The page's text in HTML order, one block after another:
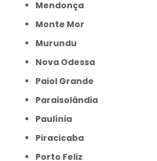
Mendonça
Monte Mor
Murundu
Nova Odessa
Paiol Grande
Paraisolândia
Paulínia
Piracicaba
Porto Feliz